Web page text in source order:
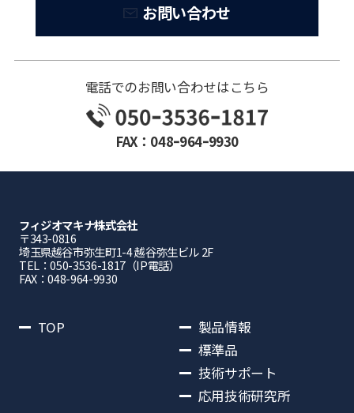
お問い合わせ
電話でのお問い合わせはこちら
FAX：048ｰ964ｰ9930
フィジオマキナ株式会社
〒343-0816
埼⽟県越⾕市弥⽣町1-4 越⾕弥⽣ビル 2F
TEL：050-3536-1817（IP電話）
FAX：048-964-9930
TOP
製品情報
標準品
技術サポート
応用技術研究所